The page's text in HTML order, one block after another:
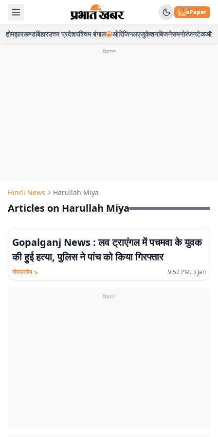
ePaper
होमझारखण्डबिहारउत्तर प्रदेशपश्चिम बंगाल ओरिजिनलएजुकेशनबिजनेसमनोरंजनटेकऑटो
विज्ञापन
Hindi News Harullah Miya
Articles on Harullah Miya
Gopalganj News : लव ट्राएंगल में पचमवा के युवक
की हुई हत्या, पुलिस ने पांच को किया गिरफ्तार
गोपालगंज > 9:52 PM. 3 Jan
विज्ञापन